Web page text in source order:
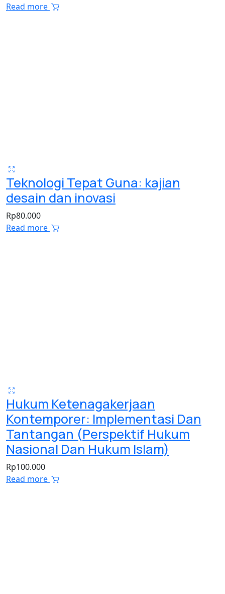
Read more
Teknologi Tepat Guna: kajian
desain dan inovasi
Rp80.000
Read more
Hukum Ketenagakerjaan
Kontemporer: Implementasi Dan
Tantangan (Perspektif Hukum
Nasional Dan Hukum Islam)
Rp100.000
Read more